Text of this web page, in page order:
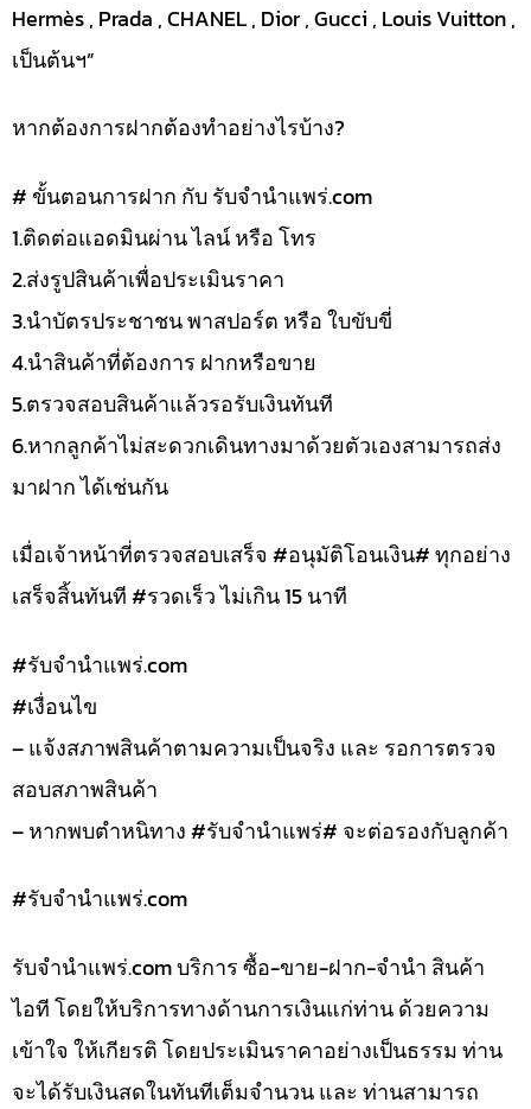
Hermès , Prada , CHANEL , Dior , Gucci , Louis Vuitton ,
เป็นต้นฯ”
หากต้องการฝากต้องทำอย่างไรบ้าง?
# ขั้นตอนการฝาก กับ รับจำนำแพร่.com
1.ติดต่อแอดมินผ่าน ไลน์ หรือ โทร
2.ส่งรูปสินค้าเพื่อประเมินราคา
3.นำบัตรประชาชน พาสปอร์ต หรือ ใบขับขี่
4.นำสินค้าที่ต้องการ ฝากหรือขาย
5.ตรวจสอบสินค้าแล้วรอรับเงินทันที
6.หากลูกค้าไม่สะดวกเดินทางมาด้วยตัวเองสามารถส่ง
มาฝาก ได้เช่นกัน
เมื่อเจ้าหน้าที่ตรวจสอบเสร็จ #อนุมัติโอนเงิน# ทุกอย่าง
เสร็จสิ้นทันที #รวดเร็ว ไม่เกิน 15 นาที
#รับจํานําแพร่.com
#เงื่อนไข
– แจ้งสภาพสินค้าตามความเป็นจริง และ รอการตรวจ
สอบสภาพสินค้า
– หากพบตำหนิทาง #รับจำนำแพร่# จะต่อรองกับลูกค้า
#รับจํานําแพร่.com
รับจํานําแพร่.com บริการ ซื้อ-ขาย-ฝาก-จำนำ สินค้า
ไอที โดยให้บริการทางด้านการเงินแก่ท่าน ด้วยความ
เข้าใจ ให้เกียรติ โดยประเมินราคาอย่างเป็นธรรม ท่าน
จะได้รับเงินสดในทันทีเต็มจำนวน และ ท่านสามารถ